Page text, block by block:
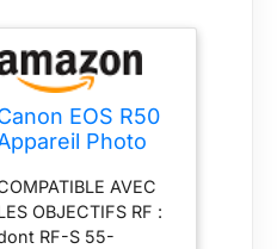
EOS R50
Photo
24,2 +
S 18-45mm is
AVEC
OBJECTIFS RF :
RF-S 55-